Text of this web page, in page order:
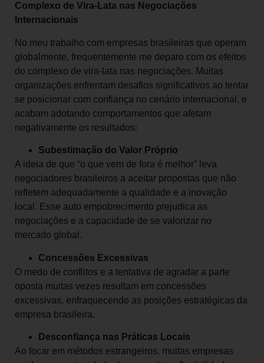
Complexo de Vira-Lata nas Negociações
Internacionais
No meu trabalho com empresas brasileiras que operam
globalmente, frequentemente me deparo com os efeitos
do complexo de vira-lata nas negociações. Muitas
organizações enfrentam desafios significativos ao tentar
se posicionar com confiança no cenário internacional, e
acabam adotando comportamentos que afetam
negativamente os resultados:
Subestimação do Valor Próprio
A ideia de que “o que vem de fora é melhor” leva
negociadores brasileiros a aceitar propostas que não
refletem adequadamente a qualidade e a inovação
local. Esse auto empobrecimento prejudica as
negociações e a capacidade de se valorizar no
mercado global.
Concessões Excessivas
O medo de conflitos e a tentativa de agradar a parte
oposta muitas vezes resultam em concessões
excessivas, enfraquecendo as posições estratégicas da
empresa brasileira.
Desconfiança nas Práticas Locais
Ao focar em métodos estrangeiros, muitas empresas